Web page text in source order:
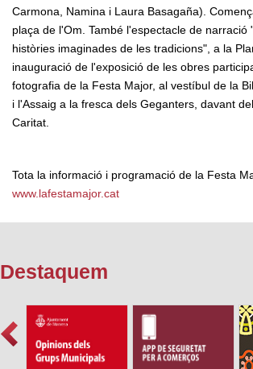
Carmona, Namina i Laura Basagaña).
plaça de l'Om. També l'espectacle de narració
històries imaginades de les tradicions", a la
inauguració de l'exposició de les obres
fotografia de la Festa Major, al vestíbul de la
i l'Assaig a la fresca dels Geganters, davant
Caritat.
Tota la informació i programació de la Festa
www.lafestamajor.cat
Destaquem